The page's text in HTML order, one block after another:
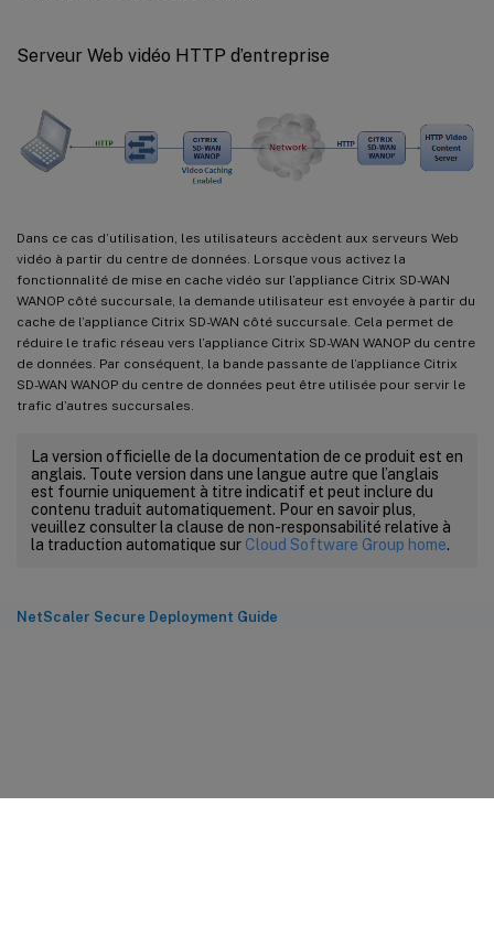
Serveur Web vidéo HTTP d’entreprise
Dans ce cas d’utilisation, les utilisateurs accèdent aux serveurs Web
vidéo à partir du centre de données. Lorsque vous activez la
fonctionnalité de mise en cache vidéo sur l’appliance Citrix SD-WAN
WANOP côté succursale, la demande utilisateur est envoyée à partir du
cache de l’appliance Citrix SD-WAN côté succursale. Cela permet de
réduire le trafic réseau vers l’appliance Citrix SD-WAN WANOP du centre
de données. Par conséquent, la bande passante de l’appliance Citrix
SD-WAN WANOP du centre de données peut être utilisée pour servir le
trafic d’autres succursales.
La version officielle de la documentation de ce produit est en
anglais. Toute version dans une langue autre que l’anglais
est fournie uniquement à titre indicatif et peut inclure du
contenu traduit automatiquement. Pour en savoir plus,
veuillez consulter la clause de non-responsabilité relative à
la traduction automatique sur Cloud Software Group home.
NetScaler Secure Deployment Guide